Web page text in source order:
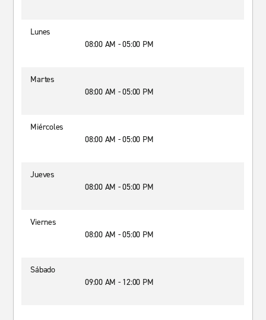
Lunes
08:00 AM - 05:00 PM
Martes
08:00 AM - 05:00 PM
Miércoles
08:00 AM - 05:00 PM
Jueves
08:00 AM - 05:00 PM
Viernes
08:00 AM - 05:00 PM
Sábado
09:00 AM - 12:00 PM